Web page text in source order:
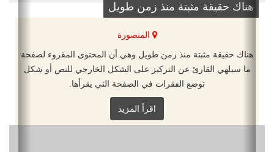
هناك حقيقة مثبتة منذ زمن طويل
المنصورة
هناك حقيقة مثبتة منذ زمن طويل وهي أن المحتوى المقروء لصفحة
ما سيلهي القارئ عن التركيز على الشكل الخارجي للنص أو شكل
توضع الفقرات في الصفحة التي يقرأها.
اقرأ المزيد